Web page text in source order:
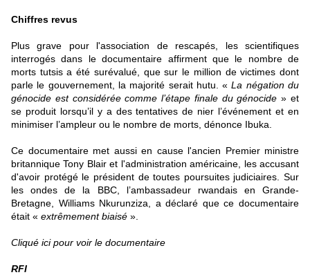
Chiffres revus
Plus grave pour l'association de rescapés, les scientifiques
interrogés dans le documentaire affirment que le nombre de
morts tutsis a été surévalué, que sur le million de victimes dont
parle le gouvernement, la majorité serait hutu. « La négation du
génocide est considérée comme l’étape finale du génocide » et
se produit lorsqu’il y a des tentatives de nier l’événement et en
minimiser l’ampleur ou le nombre de morts, dénonce Ibuka.
Ce documentaire met aussi en cause l'ancien Premier ministre
britannique Tony Blair et l'administration américaine, les accusant
d'avoir protégé le président de toutes poursuites judiciaires. Sur
les ondes de la BBC, l’ambassadeur rwandais en Grande-
Bretagne, Williams Nkurunziza, a déclaré que ce documentaire
était « extrêmement biaisé ».
Cliqué ici pour voir le documentaire
RFI